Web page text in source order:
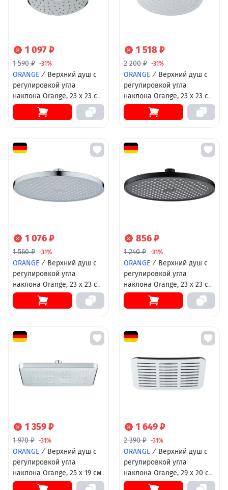
1 097 ₽
1 590 ₽ -31%
ORANGE / Верхний душ с
регулировкой угла
наклона Orange, 23 х 23 см,
хром, S05TS
1 518 ₽
2 200 ₽ -31%
ORANGE / Верхний душ с
регулировкой угла
наклона Orange, 23 х 23 см,
хром, S07TS
1 076 ₽
1 560 ₽ -31%
ORANGE / Верхний душ с
регулировкой угла
наклона Orange, 23 х 23 см,
цвет хром, S13TScr
856 ₽
1 240 ₽ -31%
ORANGE / Верхний душ с
регулировкой угла
наклона Orange, 23 х 23 см,
черный матовый, S13TSb
1 359 ₽
1 970 ₽ -31%
ORANGE / Верхний душ с
регулировкой угла
наклона Orange, 25 х 19 см,
прямоугольный, хром,
1 649 ₽
2 390 ₽ -31%
ORANGE / Верхний душ с
регулировкой угла
наклона Orange, 29 x 20 см,
хром, S10TS